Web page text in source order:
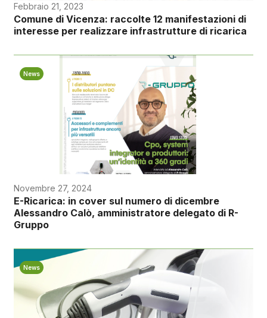
Febbraio 21, 2023
Comune di Vicenza: raccolte 12 manifestazioni di
interesse per realizzare infrastrutture di ricarica
News
Novembre 27, 2024
E-Ricarica: in cover sul numero di dicembre
Alessandro Calò, amministratore delegato di R-
Gruppo
News